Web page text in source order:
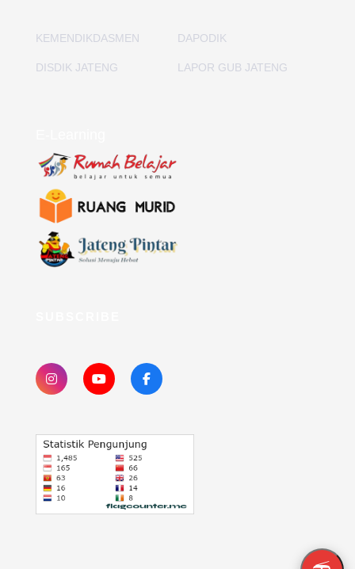
KEMENDIKDASMEN DAPODIK
DISDIK JATENG LAPOR GUB JATENG